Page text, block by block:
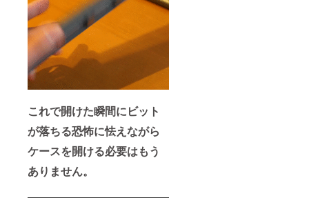
これで開けた瞬間にビット
が落ちる恐怖に怯えながら
ケースを開ける必要はもう
ありません。